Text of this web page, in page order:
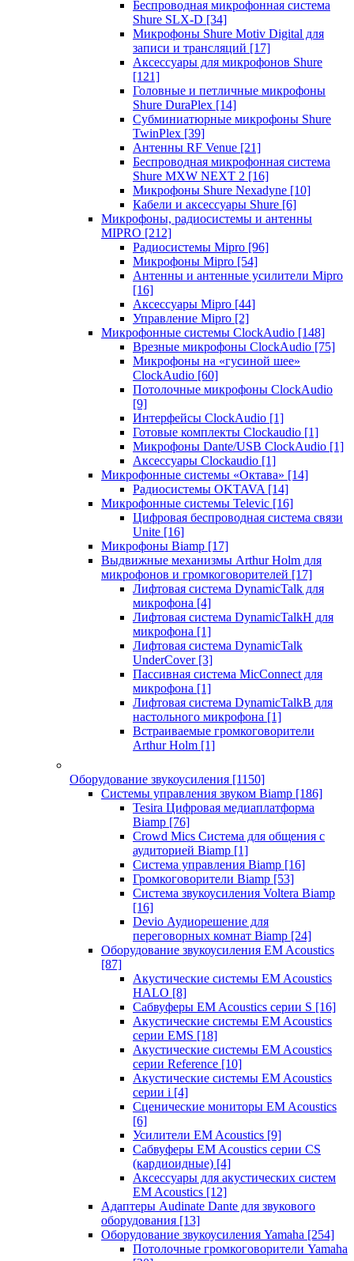
Беспроводная микрофонная система
Shure SLX-D [34]
Микрофоны Shure Motiv Digital для
записи и трансляций [17]
Аксессуары для микрофонов Shure
[121]
Головные и петличные микрофоны
Shure DuraPlex [14]
Субминиатюрные микрофоны Shure
TwinPlex [39]
Антенны RF Venue [21]
Беспроводная микрофонная система
Shure MXW NEXT 2 [16]
Микрофоны Shure Nexadyne [10]
Кабели и аксессуары Shure [6]
Микрофоны, радиосистемы и антенны
MIPRO [212]
Радиосистемы Mipro [96]
Микрофоны Mipro [54]
Антенны и антенные усилители Mipro
[16]
Аксессуары Mipro [44]
Управление Mipro [2]
Микрофонные системы ClockAudio [148]
Врезные микрофоны ClockAudio [75]
Микрофоны на «гусиной шее»
ClockAudio [60]
Потолочные микрофоны ClockAudio
[9]
Интерфейсы ClockAudio [1]
Готовые комплекты Clockaudio [1]
Микрофоны Dante/USB ClockAudio [1]
Аксессуары Clockaudio [1]
Микрофонные системы «Октава» [14]
Радиосистемы OKTAVA [14]
Микрофонные системы Televic [16]
Цифровая беспроводная система связи
Unite [16]
Микрофоны Biamp [17]
Выдвижные механизмы Arthur Holm для
микрофонов и громкоговорителей [17]
Лифтовая система DynamicTalk для
микрофона [4]
Лифтовая система DynamicTalkH для
микрофона [1]
Лифтовая система DynamicTalk
UnderCover [3]
Пассивная система MicConnect для
микрофона [1]
Лифтовая система DynamicTalkB для
настольного микрофона [1]
Встраиваемые громкоговорители
Arthur Holm [1]
Оборудование звукоусиления [1150]
Системы управления звуком Biamp [186]
Tesira Цифровая медиаплатформа
Biamp [76]
Crowd Mics Система для общения с
аудиторией Biamp [1]
Система управления Biamp [16]
Громкоговорители Biamp [53]
Система звукоусиления Voltera Biamp
[16]
Devio Аудиорешение для
переговорных комнат Biamp [24]
Оборудование звукоусиления EM Acoustics
[87]
Акустические системы EM Acoustics
HALO [8]
Сабвуферы EM Acoustics серии S [16]
Акустические системы EM Acoustics
серии EMS [18]
Акустические системы EM Acoustics
серии Reference [10]
Акустические системы EM Acoustics
серии i [4]
Сценические мониторы EM Acoustics
[6]
Усилители EM Acoustics [9]
Сабвуферы EM Acoustics серии CS
(кардиоидные) [4]
Аксессуары для акустических систем
EM Acoustics [12]
Адаптеры Audinate Dante для звукового
оборудования [13]
Оборудование звукоусиления Yamaha [254]
Потолочные громкоговорители Yamaha